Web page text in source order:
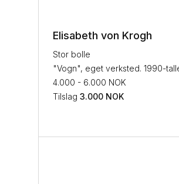
Elisabeth von Krogh
Stor bolle
"Vogn", eget verksted. 1990-
4.000 - 6.000 NOK
Tilslag 3.000 NOK